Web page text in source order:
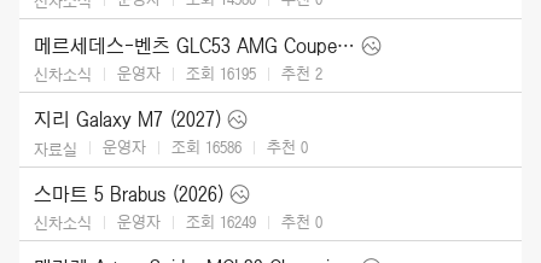
메르세데스-벤츠 GLC53 AMG Coupe (2027)
신차소식 운영자 조회 16195 추천 2
지리 Galaxy M7 (2027)
자료실 운영자 조회 16586 추천 0
스마트 5 Brabus (2026)
신차소식 운영자 조회 16249 추천 0